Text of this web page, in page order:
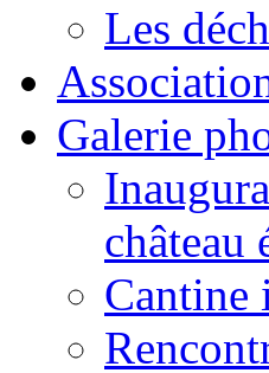
Les
Galerie
château
Cantine